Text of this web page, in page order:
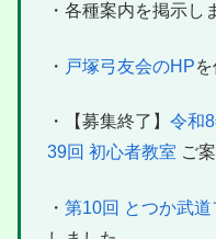
・各種案内を掲示し
・ 戸塚弓友会のHP
・【募集終了】 令和
39回 初心者教室 ご
・ 第10回 とつか武